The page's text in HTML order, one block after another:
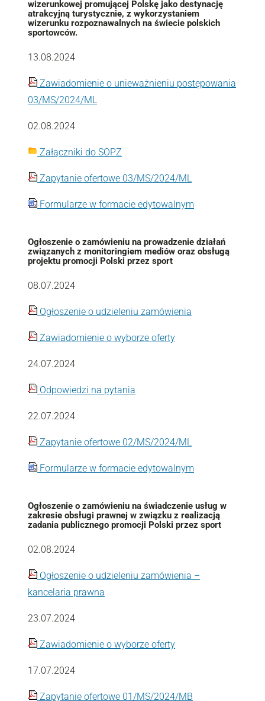
wizerunkowej promującej Polskę jako destynację
atrakcyjną turystycznie, z wykorzystaniem
wizerunku rozpoznawalnych na świecie polskich
sportowców.
13.08.2024
Zawiadomienie o unieważnieniu postępowania
03/MS/2024/ML
02.08.2024
Załączniki do SOPZ
Zapytanie ofertowe 03/MS/2024/ML
Formularze w formacie edytowalnym
Ogłoszenie o zamówieniu na prowadzenie działań
związanych z monitoringiem mediów oraz obsługą
projektu promocji Polski przez sport
08.07.2024
Ogłoszenie o udzieleniu zamówienia
Zawiadomienie o wyborze oferty
24.07.2024
Odpowiedzi na pytania
22.07.2024
Zapytanie ofertowe 02/MS/2024/ML
Formularze w formacie edytowalnym
Ogłoszenie o zamówieniu na świadczenie usług w
zakresie obsługi prawnej w związku z realizacją
zadania publicznego promocji Polski przez sport
02.08.2024
Ogłoszenie o udzieleniu zamówienia –
kancelaria prawna
23.07.2024
Zawiadomienie o wyborze oferty
17.07.2024
Zapytanie ofertowe 01/MS/2024/MB